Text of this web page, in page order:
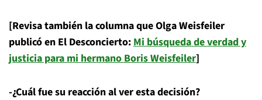
[Revisa también la columna que Olga Weisfeiler
publicó en El Desconcierto:Mi búsqueda de verdad y
justicia para mi hermano Boris Weisfeiler]
-¿Cuál fue su reacción al ver esta decisión?